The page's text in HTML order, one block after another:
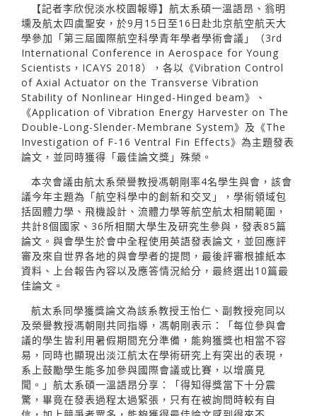
【記者李欣倪淡水校園報導】航太系碩一溫語昂、翁明
壎及航太四虞聖安，於9月15日至16日赴北京航空航天大
學參加「第三屆國際航空科學青年學者學術會議」（3rd
International Conference in Aerospace for Young
Scientists，ICAYS 2018），各以《Vibration Control
of Axial Actuator on the Transverse Vibration
Stability of Nonlinear Hinged-Hinged beam》、
《Application of Vibration Energy Harvester on The
Double-Long-Slender-Membrane System》及《The
Investigation of F-16 Ventral Fin Effects》為主題發表
論文，並同時獲得「最佳論文獎」殊榮。
本次會議由航太系榮譽教授馮朝剛率4名學生與會，該會
議今年主題為「航空科學中的創新和交叉」，學術領域包
括固體力學、飛機設計、流體力學等航空航太相關範圍，
共計8個國家、36所相關大學生及研究生參與，發表85篇
論文。與會學生於會中全程使用英語發表論文，並回應評
審及來自世界各地的與會學者的提問，最後評審根據紙本
資料、上台報告內容以及應答情況給分，最終選出10篇最
佳論文。
航太系同學獲獎論文為該系教授王怡仁、副教授宛同以
及榮譽教授馮朝剛共同指導，馮朝剛表示：「每位參與會
議的學生皆利用暑假期間充分準備，能夠獲獎也相當不容
易，同時也顯現出淡江航太在學術研究上有突出的表現，
系上鼓勵學生能多加參與國際會議或比賽，以增廣見
聞。」航太系碩一溫語昂分享：「得知得獎當下十分震
驚，畢竟在發表過程太過緊張，只有在被詢問時較有自